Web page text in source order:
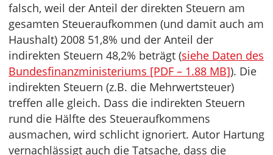
falsch, weil der Anteil der direkten Steuern am
gesamten Steueraufkommen (und damit auch am
Haushalt) 2008 51,8% und der Anteil der
indirekten Steuern 48,2% beträgt (siehe Daten des
Bundesfinanzministeriums [PDF – 1.88 MB]). Die
indirekten Steuern (z.B. die Mehrwertsteuer)
treffen alle gleich. Dass die indirekten Steuern
rund die Hälfte des Steueraufkommens
ausmachen, wird schlicht ignoriert. Autor Hartung
vernachlässigt auch die Tatsache, dass die